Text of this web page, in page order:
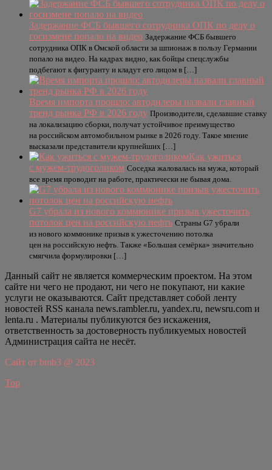
Задержание ФСБ бывшего сотрудника ОПК по делу о
госизмене попало на видео Задержание ФСБ бывшего
сотрудника ОПК в Омской области за шпионаж в пользу Германии
попало на видео. На кадрах видно, как бойцы спецслужбы
подбегают к фигуранту и кладут его лицом в […]
Время импорта прошло: автодилеры назвали главный
тренд рынка РФ в 2026 году Производители, сделавшие ставку
на локализацию сборки, получат устойчивое преимущество
на российском автомобильном рынке в 2026 году. Такое мнение
высказали представители крупнейших […]
Как ужиться
с мужем-трудоголиком Соседка жаловалась на мужа, который
все время проводит на работе, практически не бывая дома.
G7 убрала из нового коммюнике призыв ужесточить
потолок цен на российскую нефть Страны G7 убрали
из нового коммюнике призыв к ужесточению потолка
цен на российскую нефть. Также «Большая семёрка» значительно
смягчила формулировки […]
Данный сайт не является коммерческим проектом. На этом
сайте ни чего не продают, ни чего не покупают, ни какие
услуги не оказываются. Сайт представляет собой ленту
новостей RSS канала news.rambler.ru, yandex.ru, newsru.com и
lenta.ru . Материалы публикуются без искажения,
ответственность за достоверность публикуемых новостей
Администрация сайта не несёт.
Сайт от bmb3 @ 2023
Top